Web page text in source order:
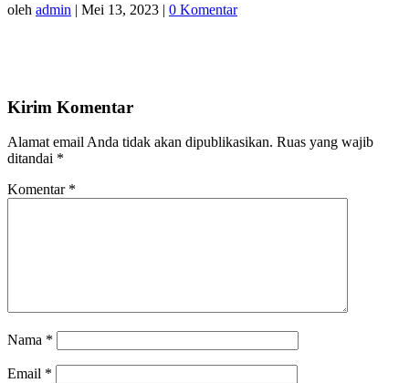
oleh admin | Mei 13, 2023 | 0 Komentar
Kirim Komentar
Alamat email Anda tidak akan dipublikasikan. Ruas yang wajib
ditandai *
Komentar *
Nama *
Email *